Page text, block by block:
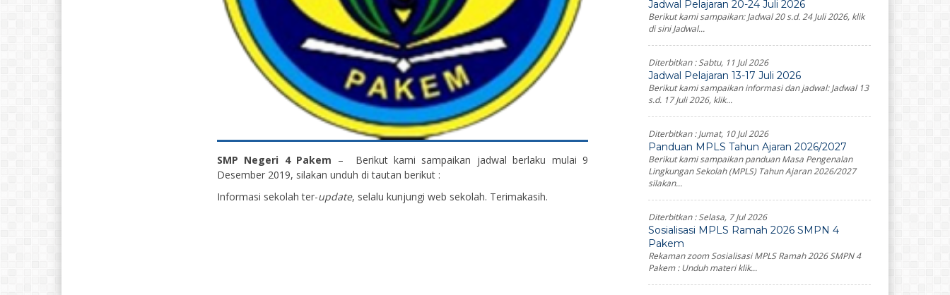
SMP Negeri 4 Pakem – Berikut kami sampaikan jadwal berlaku mulai 9
Desember 2019, silakan unduh di tautan berikut :
Informasi sekolah ter-update, selalu kunjungi web sekolah. Terimakasih.
Jadwal Pelajaran 20-24 Juli 2026
Berikut kami sampaikan: Jadwal 20 s.d. 24 Juli 2026, klik
di sini Jadwal...
Diterbitkan :Sabtu, 11 Jul 2026
Jadwal Pelajaran 13-17 Juli 2026
Berikut kami sampaikan informasi dan jadwal: Jadwal 13
s.d. 17 Juli 2026, klik...
Diterbitkan :Jumat, 10 Jul 2026
Panduan MPLS Tahun Ajaran 2026/2027
Berikut kami sampaikan panduan Masa Pengenalan
Lingkungan Sekolah (MPLS) Tahun Ajaran 2026/2027
silakan...
Diterbitkan :Selasa, 7 Jul 2026
Sosialisasi MPLS Ramah 2026 SMPN 4
Pakem
Rekaman zoom Sosialisasi MPLS Ramah 2026 SMPN 4
Pakem : Unduh materi klik...